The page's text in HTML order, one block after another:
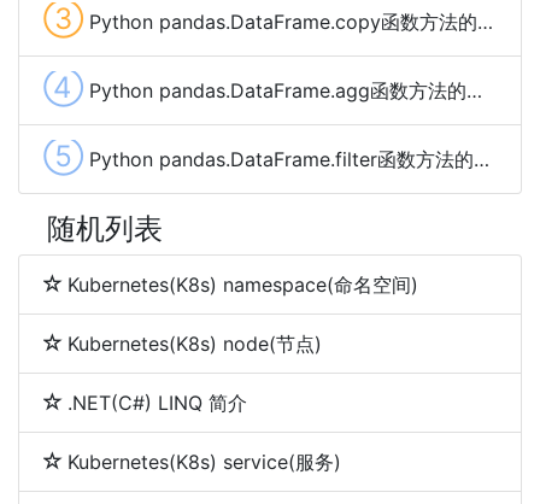
③ Python pandas.DataFrame.copy函数方法的使用
④ Python pandas.DataFrame.agg函数方法的使用
⑤ Python pandas.DataFrame.filter函数方法的使用
随机列表
Kubernetes(K8s) namespace(命名空间)
Kubernetes(K8s) node(节点)
.NET(C#) LINQ 简介
Kubernetes(K8s) service(服务)